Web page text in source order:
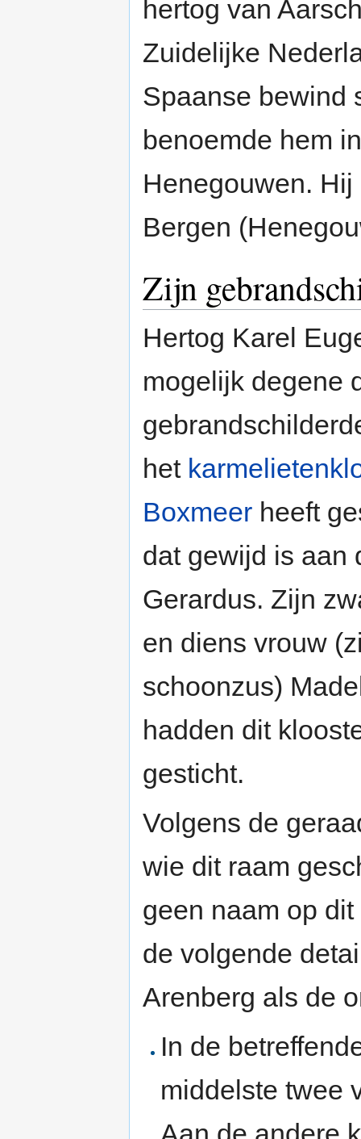
hertog van
Zuidelijke
Spaanse bewind
benoemde hem
Henegouwen.
Bergen
Zijn
Hertog Karel
mogelijk degene
het
Boxmeer heeft
dat gewijd is aan
Gerardus. Zijn
en diens vrouw
schoonzus)
hadden dit
gesticht.
Volgens de
wie dit raam
geen naam op
de volgende
Arenberg als de
In de
middelste twee